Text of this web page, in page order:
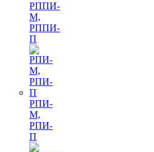
РППИ-
М,
РППИ-
П
РПИ-
М,
РПИ-
П